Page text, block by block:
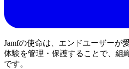
Jamfの使命は、エンドユーザーが
体験を管理・保護することで、組
です。